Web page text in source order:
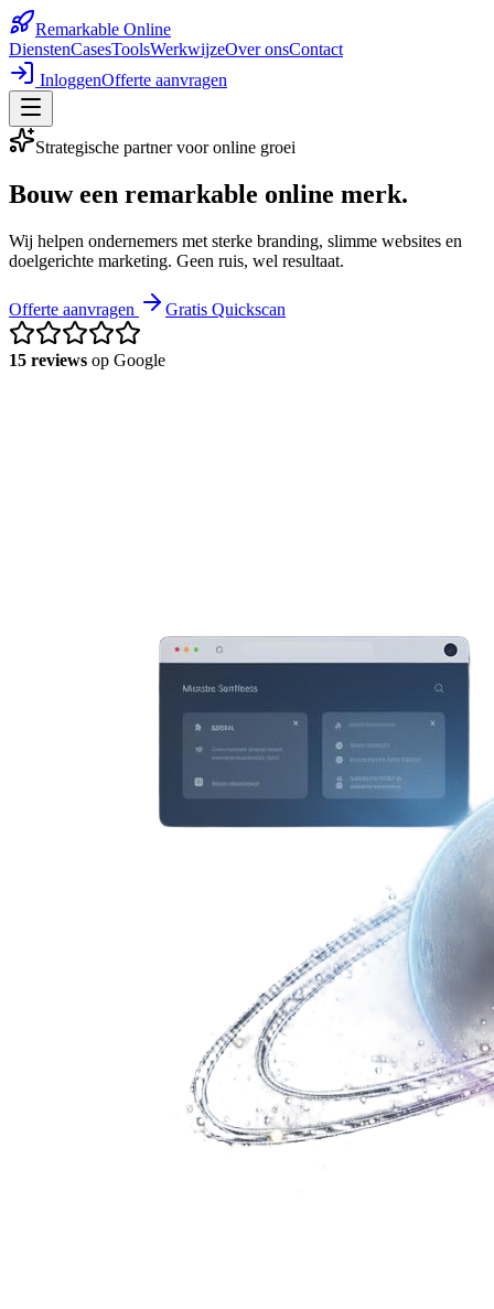
Remarkable Online
DienstenCasesToolsWerkwijzeOver onsContact
InloggenOfferte aanvragen
Strategische partner voor online groei
Bouw een remarkable online merk.
Wij helpen ondernemers met sterke branding, slimme websites en
doelgerichte marketing. Geen ruis, wel resultaat.
Offerte aanvragen Gratis Quickscan
15 reviews op Google